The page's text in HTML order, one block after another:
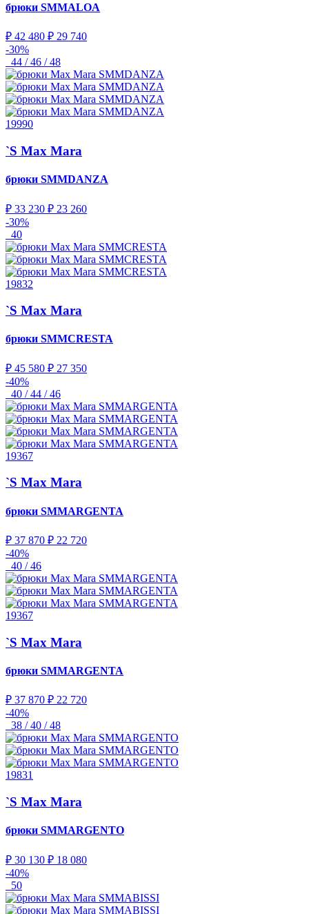
брюки SMMALOA
₽ 42 480 ₽ 29 740
-30%
44 / 46 / 48
19990
`S Max Mara
брюки SMMDANZA
₽ 33 230 ₽ 23 260
-30%
40
19832
`S Max Mara
брюки SMMCRESTA
₽ 45 580 ₽ 27 350
-40%
40 / 44 / 46
19367
`S Max Mara
брюки SMMARGENTA
₽ 37 870 ₽ 22 720
-40%
40 / 46
19367
`S Max Mara
брюки SMMARGENTA
₽ 37 870 ₽ 22 720
-40%
38 / 40 / 48
19831
`S Max Mara
брюки SMMARGENTO
₽ 30 130 ₽ 18 080
-40%
50